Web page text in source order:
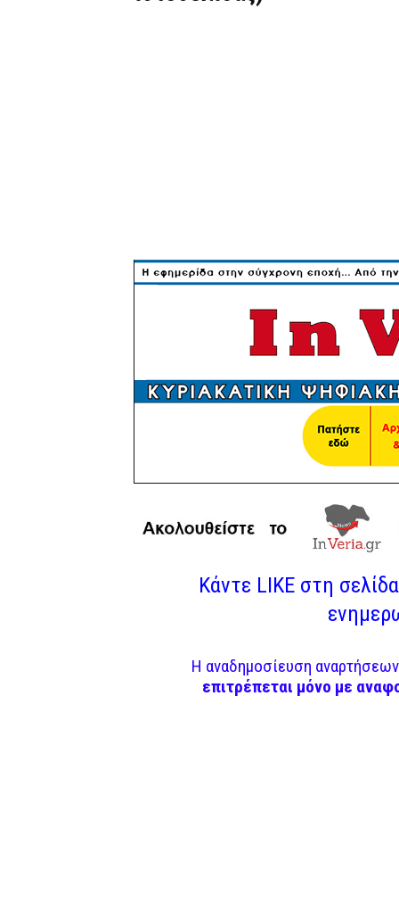
Κάντε LIKE στη
Η αναδημοσίευση
επιτρέπεται μόνο με